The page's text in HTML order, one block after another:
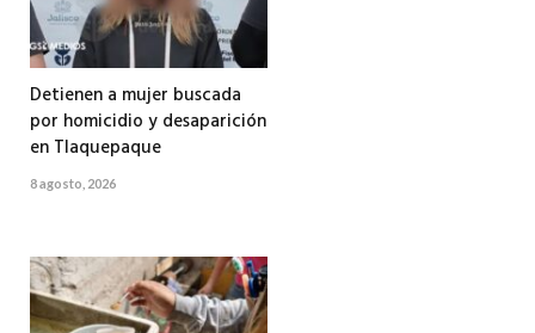
Detienen a mujer buscada
por homicidio y desaparición
en Tlaquepaque
8 agosto, 2026